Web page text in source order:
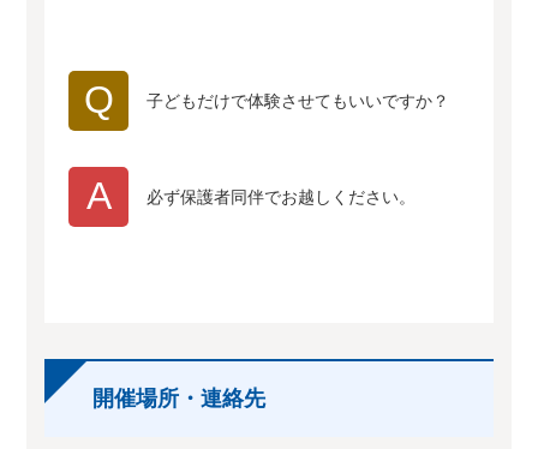
Q 子どもだけで体験させてもいいですか？
A 必ず保護者同伴でお越しください。
開催場所・連絡先